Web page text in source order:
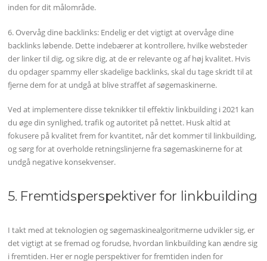
inden for dit målområde.
6. Overvåg dine backlinks: Endelig er det vigtigt at overvåge dine
backlinks løbende. Dette indebærer at kontrollere, hvilke websteder
der linker til dig, og sikre dig, at de er relevante og af høj kvalitet. Hvis
du opdager spammy eller skadelige backlinks, skal du tage skridt til at
fjerne dem for at undgå at blive straffet af søgemaskinerne.
Ved at implementere disse teknikker til effektiv linkbuilding i 2021 kan
du øge din synlighed, trafik og autoritet på nettet. Husk altid at
fokusere på kvalitet frem for kvantitet, når det kommer til linkbuilding,
og sørg for at overholde retningslinjerne fra søgemaskinerne for at
undgå negative konsekvenser.
5. Fremtidsperspektiver for linkbuilding
I takt med at teknologien og søgemaskinealgoritmerne udvikler sig, er
det vigtigt at se fremad og forudse, hvordan linkbuilding kan ændre sig
i fremtiden. Her er nogle perspektiver for fremtiden inden for